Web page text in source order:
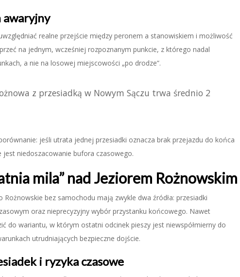
awaryjny
realne przejście między peronem a stanowiskiem i możliwość
na jednym, wcześniej rozpoznanym punkcie, z którego nadal
a nie na losowej miejscowości „po drodze”.
z przesiadką w Nowym Sączu trwa średnio 2
jeśli utrata jednej przesiadki oznacza brak przejazdu do końca
niedoszacowanie bufora czasowego.
mila” nad Jeziorem Rożnowskim
Rożnowskie bez samochodu mają zwykle dwa źródła: przesiadki
oraz nieprecyzyjny wybór przystanku końcowego. Nawet
do wariantu, w którym ostatni odcinek pieszy jest niewspółmierny do
utrudniających bezpieczne dojście.
i ryzyka czasowe